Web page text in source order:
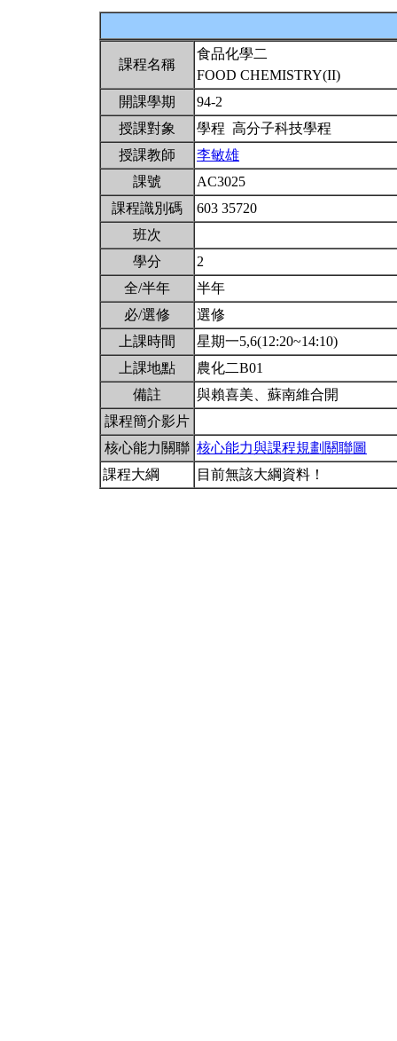
課程名稱
食品化學二
FOOD CHEMISTRY(II)
開課學期
94-2
授課對象
學程 高分子科技學程
授課教師
李敏雄
課號
AC3025
課程識別碼
603 35720
班次
學分
2
全/半年
半年
必/選修
選修
上課時間
星期一5,6(12:20~14:10)
上課地點
農化二B01
備註
與賴喜美、蘇南維合開
課程簡介影片
核心能力關聯 核心能力與課程規劃關聯圖
課程大綱
目前無該大綱資料！